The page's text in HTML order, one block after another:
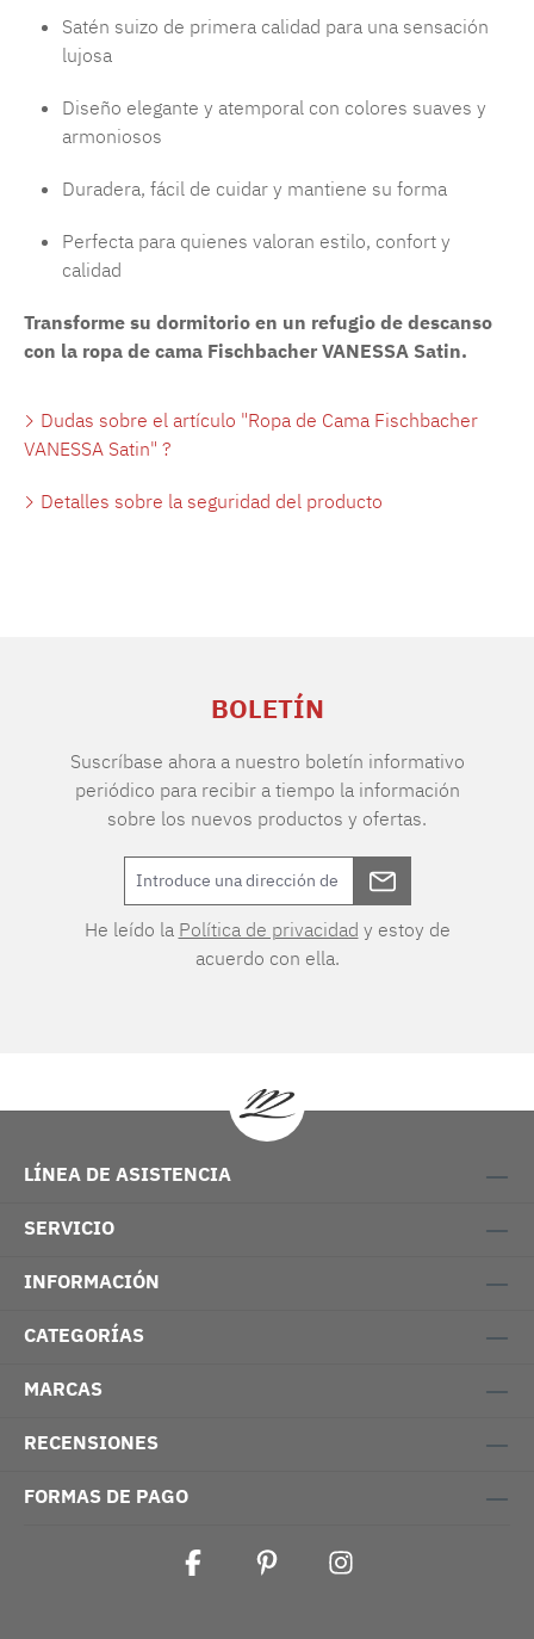
Satén suizo de primera calidad para una sensación
lujosa
Diseño elegante y atemporal con colores suaves y
armoniosos
Duradera, fácil de cuidar y mantiene su forma
Perfecta para quienes valoran estilo, confort y
calidad
Transforme su dormitorio en un refugio de descanso
con la ropa de cama Fischbacher VANESSA Satin.
Dudas sobre el artículo "Ropa de Cama Fischbacher
VANESSA Satin" ?
Detalles sobre la seguridad del producto
BOLETÍN
Suscríbase ahora a nuestro boletín informativo
periódico para recibir a tiempo la información
sobre los nuevos productos y ofertas.
He leído la Política de privacidad y estoy de
acuerdo con ella.
LÍNEA DE ASISTENCIA
SERVICIO
INFORMACIÓN
CATEGORÍAS
MARCAS
RECENSIONES
FORMAS DE PAGO